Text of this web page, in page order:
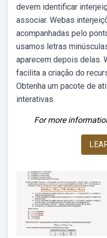
devem identificar
associar. Webas
acompanhadas pelo
usamos letras
aparecem depois delas.
facilita a criação do
Obtenha um pacote de
interativas.
For more